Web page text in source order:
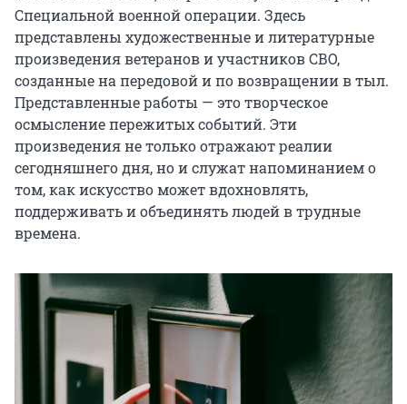
Специальной военной операции. Здесь
представлены художественные и литературные
произведения ветеранов и участников СВО,
созданные на передовой и по возвращении в тыл.
Представленные работы — это творческое
осмысление пережитых событий. Эти
произведения не только отражают реалии
сегодняшнего дня, но и служат напоминанием о
том, как искусство может вдохновлять,
поддерживать и объединять людей в трудные
времена.